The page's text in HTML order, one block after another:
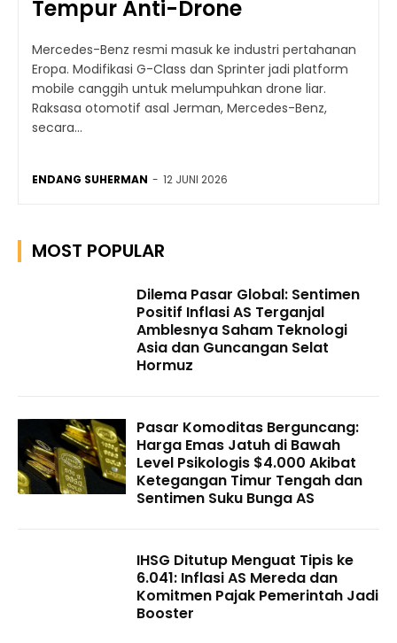
Tempur Anti-Drone
Mercedes-Benz resmi masuk ke industri pertahanan
Eropa. Modifikasi G-Class dan Sprinter jadi platform
mobile canggih untuk melumpuhkan drone liar.
Raksasa otomotif asal Jerman, Mercedes-Benz,
secara...
ENDANG SUHERMAN - 12 JUNI 2026
MOST POPULAR
Dilema Pasar Global: Sentimen
Positif Inflasi AS Terganjal
Amblesnya Saham Teknologi
Asia dan Guncangan Selat
Hormuz
Pasar Komoditas Berguncang:
Harga Emas Jatuh di Bawah
Level Psikologis $4.000 Akibat
Ketegangan Timur Tengah dan
Sentimen Suku Bunga AS
IHSG Ditutup Menguat Tipis ke
6.041: Inflasi AS Mereda dan
Komitmen Pajak Pemerintah Jadi
Booster